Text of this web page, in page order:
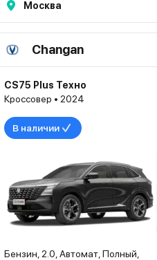
Москва
Changan
CS75 Plus Техно
Кроссовер • 2024
В наличии
Бензин, 2.0, Автомат, Полный,